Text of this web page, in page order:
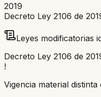
2019
Decreto Ley 2106 de
Leyes modificatorias
Decreto Ley 2106 de
!
Vigencia material